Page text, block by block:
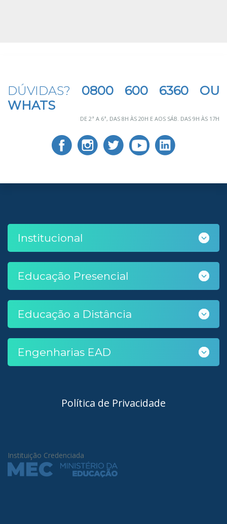
DÚVIDAS? 0800 600 6360 OU
WHATS
DE 2ª A 6ª, DAS 8H ÀS 20H E AOS SÁB. DAS 9H ÀS 17H
Institucional
Educação Presencial
Educação a Distância
Engenharias EAD
Política de Privacidade
Instituição Credenciada